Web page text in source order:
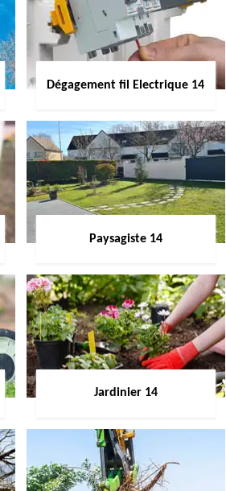
Dégagement fil Electrique 14
Paysagiste 14
Jardinier 14